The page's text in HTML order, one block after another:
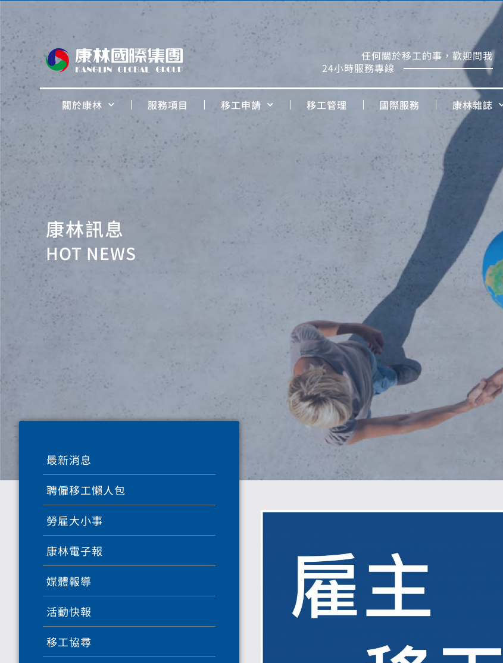
任何關於移工的事，歡迎問我
24小時服務專線
關於康林 服務項目 移工申請 移工管理 國際服務 康林雜誌
康林訊息
HOT NEWS
最新消息
聘僱移工懶人包
勞雇大小事
康林電子報
媒體報導
活動快報
移工協尋